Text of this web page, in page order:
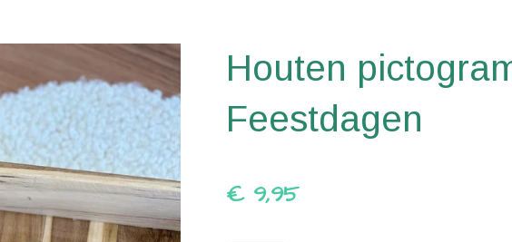
Houten
Feestdagen
€ 9,95